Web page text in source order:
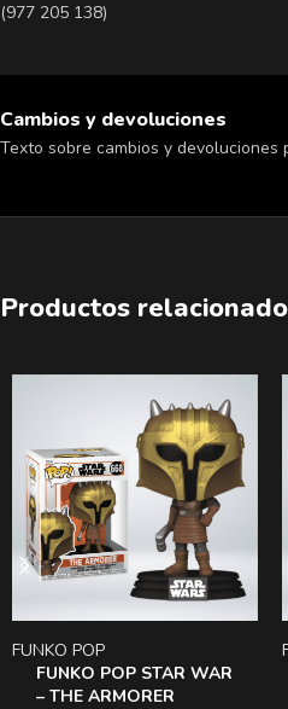
(977 205 138)
Cambios y devoluciones
Texto sobre cambios y devoluciones
Productos
FUNKO POP STAR WAR
– THE ARMORER
FUNKO POP